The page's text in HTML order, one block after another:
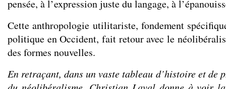
pensée, à l’expression juste du langage, à
Cette anthropologie utilitariste, fondement
politique en Occident, fait retour avec le
des formes nouvelles.
En retraçant, dans un vaste tableau d’histoire et de